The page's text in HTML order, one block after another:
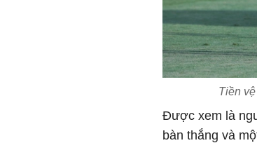
Tiền
Được xem là
bàn thắng và